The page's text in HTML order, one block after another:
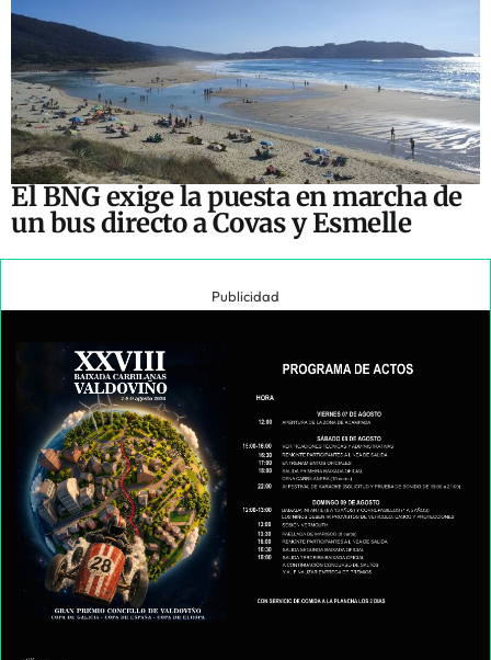
El BNG exige la puesta en marcha de
un bus directo a Covas y Esmelle
Publicidad